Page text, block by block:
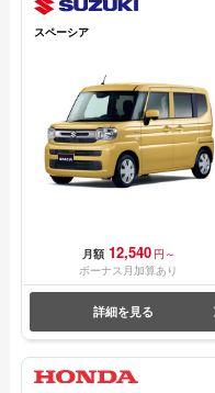
スペーシア
月額 12,540 円～
ボーナス月加算あり
詳細を見る